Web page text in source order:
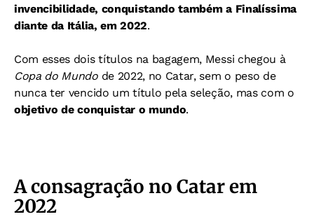
invencibilidade, conquistando também a Finalíssima
diante da Itália, em 2022.
Com esses dois títulos na bagagem, Messi chegou à
Copa do Mundode 2022, no Catar, sem o peso de
nunca ter vencido um título pela seleção, mas com o
objetivo de conquistar o mundo.
A consagração no Catar em
2022